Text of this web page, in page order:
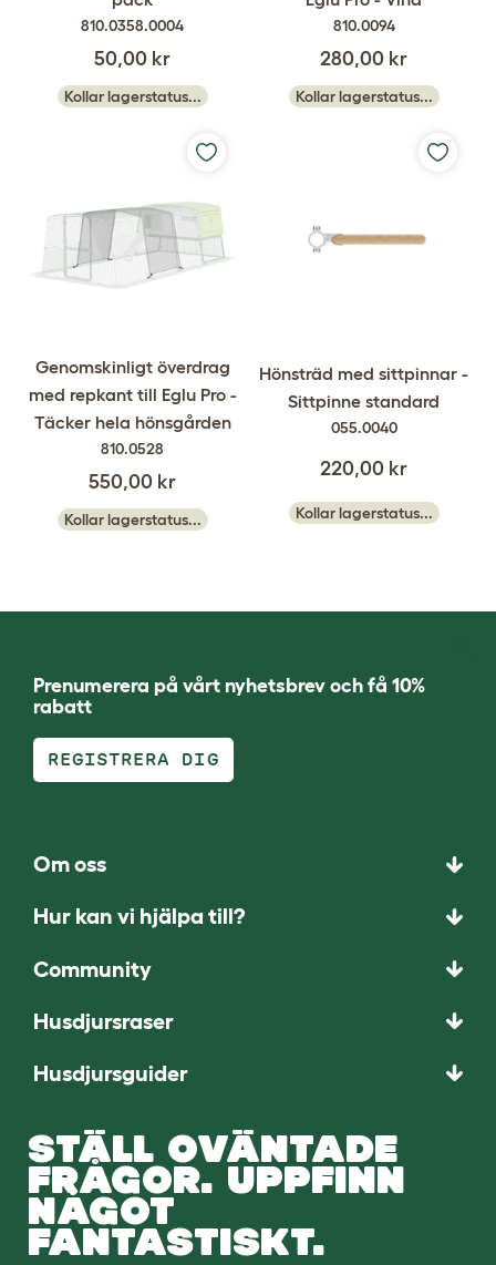
810.0358.0004
50,00 kr
Kollar lagerstatus...
810.0094
280,00 kr
Kollar lagerstatus...
Genomskinligt överdrag
med repkant till Eglu Pro -
Täcker hela hönsgården
810.0528
550,00 kr
Kollar lagerstatus...
Hönsträd med sittpinnar -
Sittpinne standard
055.0040
220,00 kr
Kollar lagerstatus...
Prenumerera på vårt nyhetsbrev och få 10%
rabatt
REGISTRERA DIG
Om oss
Hur kan vi hjälpa till?
Community
Husdjursraser
Husdjursguider
STÄLL OVÄNTADE
FRÅGOR. UPPFINN
NÅGOT
FANTASTISKT.